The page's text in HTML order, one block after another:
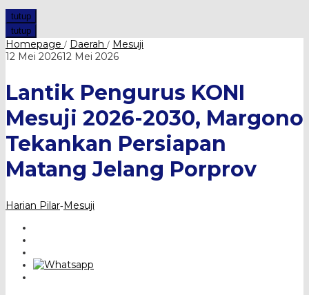
tutup
tutup
Homepage / Daerah / Mesuji
2026-
2030,
Margono
Tekankan
Matang
Jelang
Porprov
12 Mei 202612 Mei 2026oleh
Lantik Pengurus KONI
Mesuji 2026-2030, Margono
Tekankan Persiapan
Matang Jelang Porprov
Harian Pilar-Mesuji